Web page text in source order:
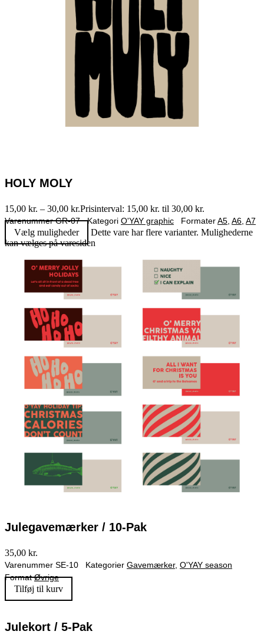
HOLY MOLY
15,00 kr. – 30,00 kr.Prisinterval: 15,00 kr. til 30,00 kr.
VarenummerGR-07 Kategori O'YAY graphic FormaterA5 A6 A7
Vælg muligheder
Dette vare har flere varianter. Mulighederne
kan vælges på varesiden
Julegavemærker / 10-Pak
35,00 kr.
Varenummer SE-10 Kategorier Gavemærker, O'YAY season
Format Øvrige
Tilføj til kurv
Julekort / 5-Pak